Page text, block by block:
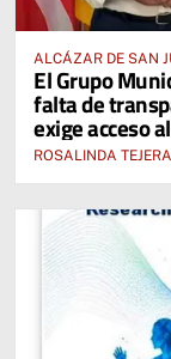
ALCÁZAR DE SAN
El Grupo
falta de
exige acceso
ROSALINDA TEJERA